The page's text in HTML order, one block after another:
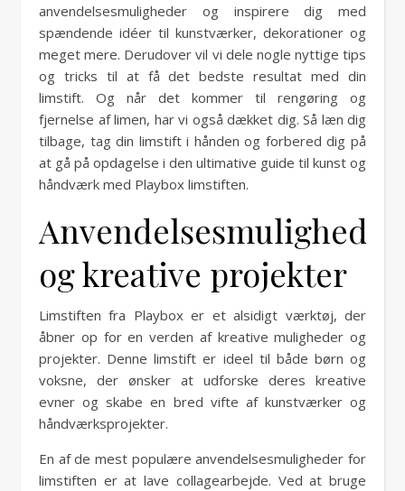
anvendelsesmuligheder og inspirere dig med
spændende idéer til kunstværker, dekorationer og
meget mere. Derudover vil vi dele nogle nyttige tips
og tricks til at få det bedste resultat med din
limstift. Og når det kommer til rengøring og
fjernelse af limen, har vi også dækket dig. Så læn dig
tilbage, tag din limstift i hånden og forbered dig på
at gå på opdagelse i den ultimative guide til kunst og
håndværk med Playbox limstiften.
Anvendelsesmuligheder
og kreative projekter
Limstiften fra Playbox er et alsidigt værktøj, der
åbner op for en verden af kreative muligheder og
projekter. Denne limstift er ideel til både børn og
voksne, der ønsker at udforske deres kreative
evner og skabe en bred vifte af kunstværker og
håndværksprojekter.
En af de mest populære anvendelsesmuligheder for
limstiften er at lave collagearbejde. Ved at bruge